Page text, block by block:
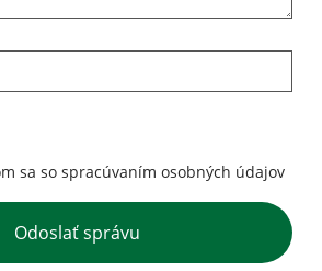
sa so spracúvaním osobných údajov
Response
Odoslať správu